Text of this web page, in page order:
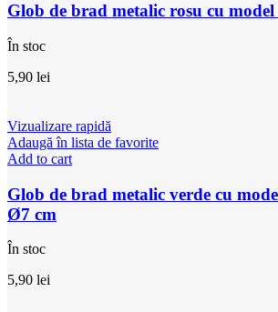
Glob de brad metalic rosu cu
În stoc
5,90 lei
Vizualizare rapidă
Adaugă în lista de favorite
Add to cart
Glob de brad metalic verde cu
Ø7 cm
În stoc
5,90 lei